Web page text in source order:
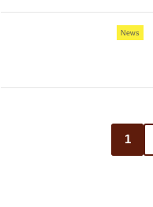
News
1